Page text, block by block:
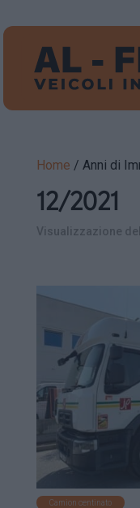
Home / Anni di
12/2021
Visualizzazione
Camion centinato